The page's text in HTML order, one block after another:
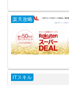
楽天攻略
ITスキル